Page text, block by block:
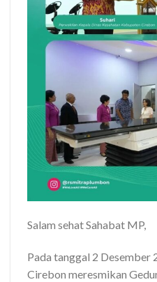
Salam sehat Sahabat MP,
Pada tanggal 2 Desember
Cirebon meresmikan